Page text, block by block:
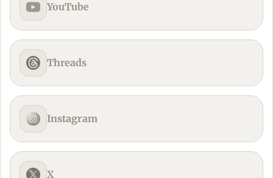
YouTube
Threads
Instagram
X